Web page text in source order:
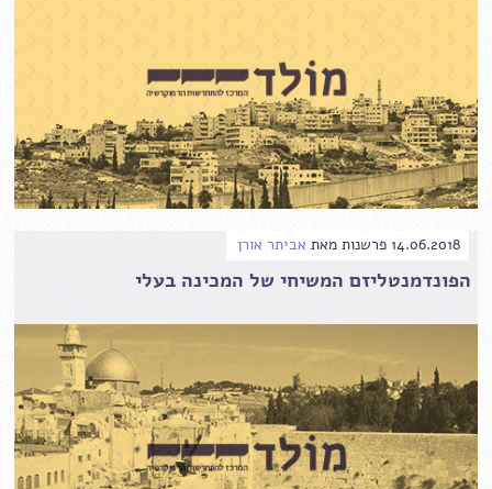
14.06.2018 פרשנות מאת אביתר אורן
הפונדמנטליזם המשיחי של המכינה בעלי